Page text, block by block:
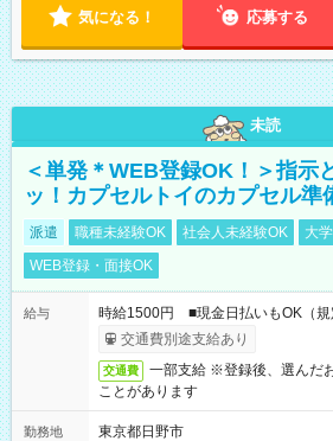
気になる！ 応募する
未読
＜単発＊WEB登録OK！＞指示
ッ！カプセルトイのカプセル準
派遣 職種未経験OK 社会人未経験OK 大
WEB登録・面接OK
給与
時給1500円 ■現金日払いもOK（規
交通費別途支給あり
交通費
一部支給 ※登録後、選んだ
ことがあります
勤務地
東京都日野市